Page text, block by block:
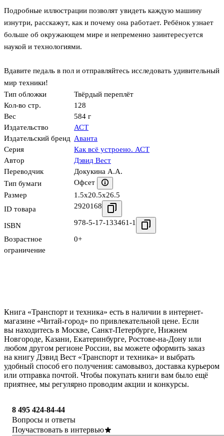
Подробные иллюстрации позволят увидеть каждую машину
изнутри, расскажут, как и почему она работает. Ребёнок узнает
больше об окружающем мире и непременно заинтересуется
наукой и технологиями.
Вдавите педаль в пол и отправляйтесь исследовать удивительный
мир техники!
Тип обложки
Твёрдый переплёт
Кол-во стр.
128
Вес
584 г
Издательство
АСТ
Издательский бренд Аванта
Серия
Как всё устроено. АСТ
Автор
Дэвид Вест
Переводчик
Докукина А.А.
Тип бумаги
Офсет
Размер
1.5x20.5x26.5
ID товара
2920168
ISBN 978-5-17-133461-1
Возрастное
ограничение
0+
Книга «Транспорт и техника» есть в наличии в интернет-
магазине «Читай-город» по привлекательной цене. Если
вы находитесь в Москве, Санкт-Петербурге, Нижнем
Новгороде, Казани, Екатеринбурге, Ростове-на-Дону или
любом другом регионе России, вы можете оформить заказ
на книгу Дэвид Вест «Транспорт и техника» и выбрать
удобный способ его получения: самовывоз, доставка курьером
или отправка почтой. Чтобы покупать книги вам было ещё
приятнее, мы регулярно проводим акции и конкурсы.
8 495 424-84-44
Вопросы и ответы
Поучаствовать в интервью